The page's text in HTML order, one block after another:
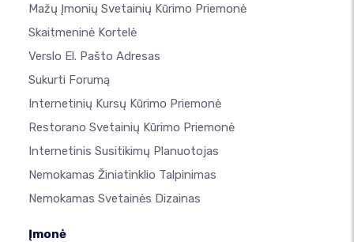
Mažų Įmonių Svetainių Kūrimo Priemonė
Skaitmeninė Kortelė
Verslo El. Pašto Adresas
Sukurti Forumą
Internetinių Kursų Kūrimo Priemonė
Restorano Svetainių Kūrimo Priemonė
Internetinis Susitikimų Planuotojas
Nemokamas Žiniatinklio Talpinimas
Nemokamas Svetainės Dizainas
Įmonė